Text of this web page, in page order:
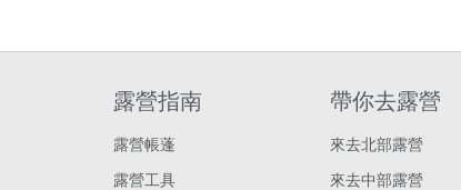
露營指南
露營帳蓬
露營工具
帶你去露營
來去北部露營
來去中部露營